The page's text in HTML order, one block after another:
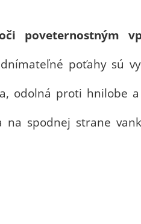
poveternostným
poťahy sú
odolná proti hnilobe
spodnej strane